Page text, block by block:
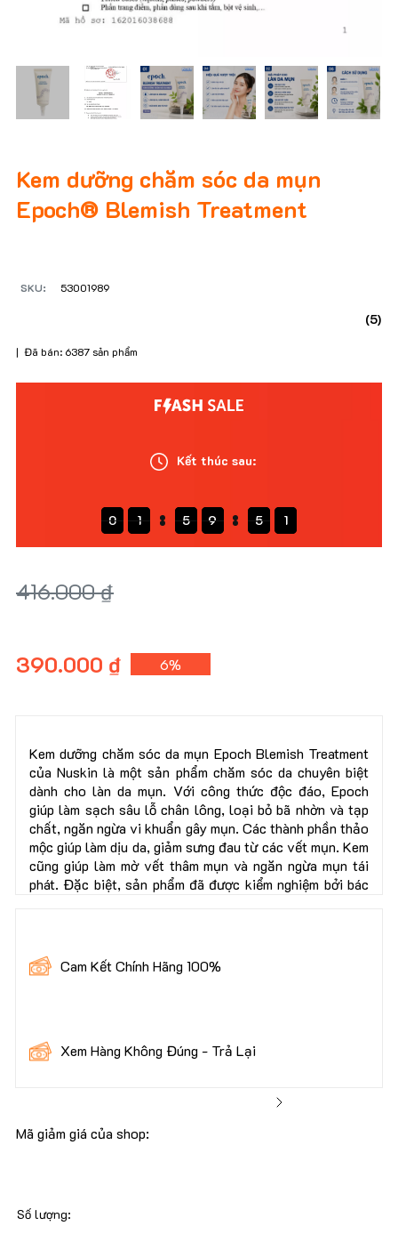
Kem dưỡng chăm sóc da mụn
Epoch® Blemish Treatment
Số lượng:
SKU: 53001989
| Đã bán: 6387 sản phẩm
(5)
416.000 ₫
390.000 ₫ 6%
Kem dưỡng chăm sóc da mụn Epoch Blemish Treatment
của Nuskin là một sản phẩm chăm sóc da chuyên biệt
dành cho làn da mụn. Với công thức độc đáo, Epoch
giúp làm sạch sâu lỗ chân lông, loại bỏ bã nhờn và tạp
chất, ngăn ngừa vi khuẩn gây mụn. Các thành phần thảo
mộc giúp làm dịu da, giảm sưng đau từ các vết mụn. Kem
cũng giúp làm mờ vết thâm mụn và ngăn ngừa mụn tái
phát. Đặc biệt, sản phẩm đã được kiểm nghiệm bởi bác
Mua 1 Kem chấm mụn Epoch Blemish Treatment -
Nhận 3 Quà Tặng Giá Trị Hơn 100.000đ, bao gồm:
🎁 x1 Mã Miễn Phí Giao Hàng
đảm bảo rằng mình nhận được sản phẩm chất lượng
Cam Kết Chính Hãng 100%
Xem Hàng Không Đúng - Trả Lại
30.000 Khách Hàng Đang Tin Dùng Nu88
Toàn Bộ Sản Phẩm - Đóng Thuế Đầy Đủ Theo
Mã giảm giá của shop:
0
0
0
0 1111 5
5
5
5 9
9
9
9 5
4
5
4 19
19
Kết thúc sau: